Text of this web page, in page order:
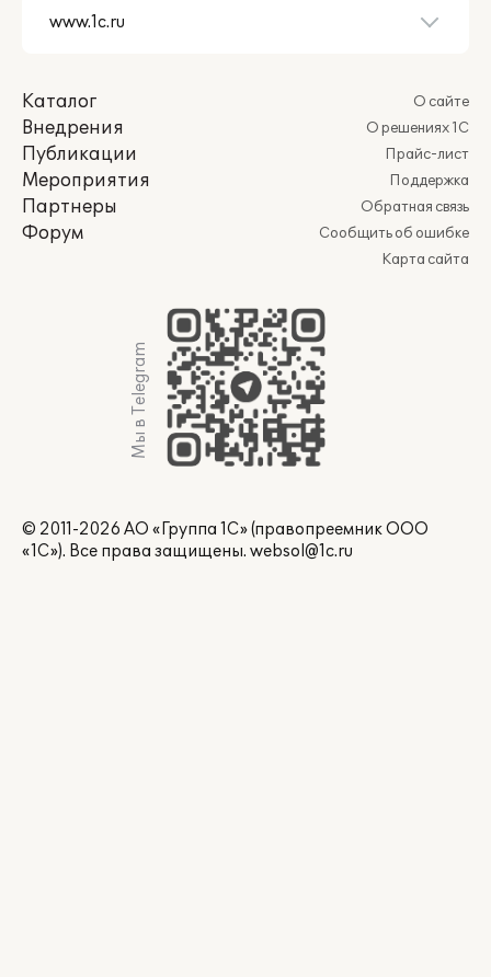
Каталог
Внедрения
Публикации
Мероприятия
Партнеры
Форум
О сайте
О решениях 1С
Прайс-лист
Поддержка
Обратная связь
Сообщить об ошибке
Карта сайта
Мы в Telegram
© 2011-2026 АО «Группа 1С» (правопреемник ООО
«1С»). Все права защищены. websol@1c.ru